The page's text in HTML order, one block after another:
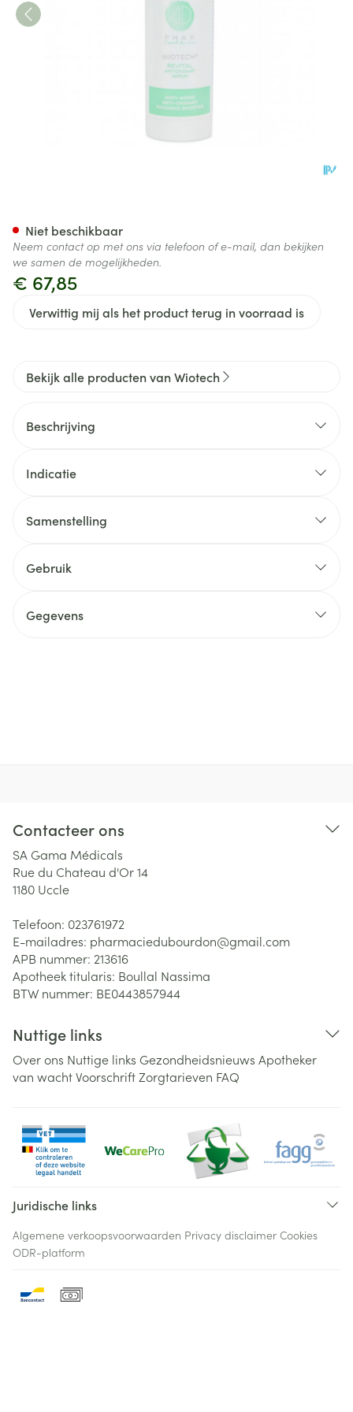
€ 67,85
Verwittig mij als het product terug in voorraad is
Niet beschikbaar
Neem contact op met ons via telefoon of e-mail, dan bekijken
we samen de mogelijkheden.
Bekijk alle producten van Wiotech
Beschrijving
Indicatie
Samenstelling
Gebruik
Gegevens
Contacteer ons
SA Gama Médicals
Rue du Chateau d'Or 14
1180 Uccle
Telefoon: 023761972
E-mailadres: pharmaciedubourdon@gmail.com
APB nummer: 213616
Apotheek titularis: Boullal Nassima
BTW nummer: BE0443857944
Nuttige links
Over ons Nuttige links Gezondheidsnieuws Apotheker
van wachtVoorschriftZorgtarieven FAQ
Juridische links
Algemene verkoopsvoorwaarden Privacy disclaimer Cookies
ODR-platform